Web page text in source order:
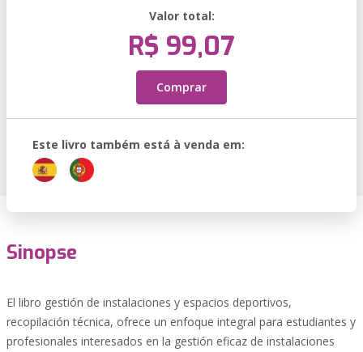
Valor total:
R$ 99,07
Comprar
Este livro também está à venda em:
Sinopse
El libro gestión de instalaciones y espacios deportivos,
recopilación técnica, ofrece un enfoque integral para estudiantes y
profesionales interesados en la gestión eficaz de instalaciones